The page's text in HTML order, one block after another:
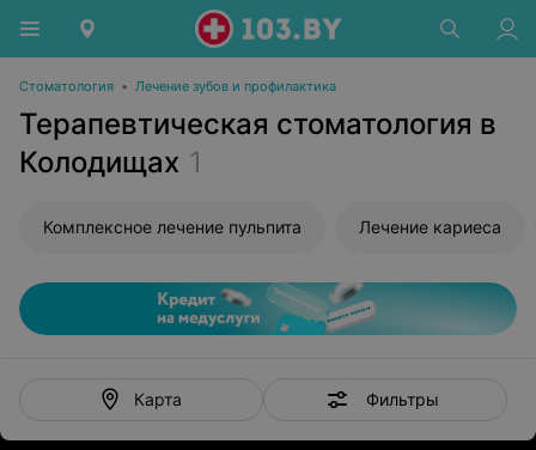
Стоматология • Лечение зубов и профилактика
Терапевтическая стоматология в
Колодищах 1
Комплексное лечение пульпита Лечение кариеса
Карта Фильтры